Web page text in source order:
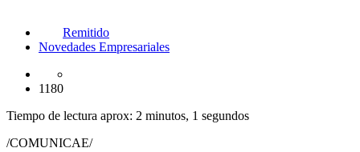
Remitido
Novedades Empresariales
1180
Tiempo de lectura aprox: 2 minutos, 1 segundos
/COMUNICAE/